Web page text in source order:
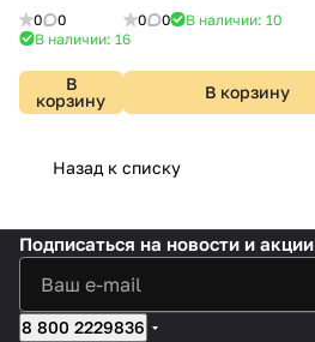
0
0
В наличии: 16
В
корзину
0 0 В наличии: 10
В корзину
Назад к списку
Подписаться на новости и акции
8 800 2229836